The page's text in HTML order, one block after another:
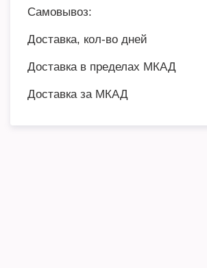
Самовывоз:
Доставка, кол-во дней
Доставка в пределах МКАД
Доставка за МКАД